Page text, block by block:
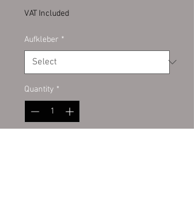
VAT Included
Aufkleber *
Quantity *